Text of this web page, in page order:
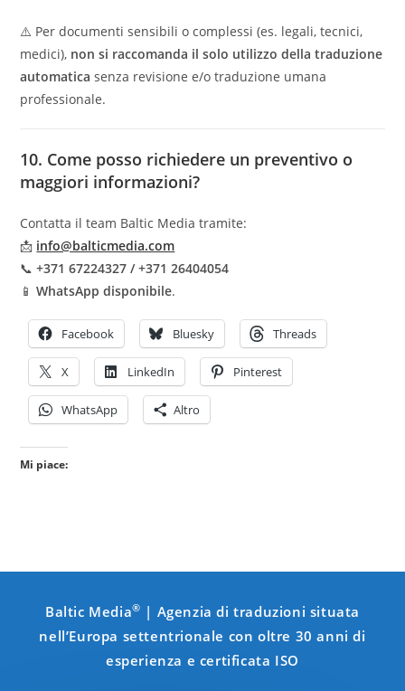
⚠️ Per documenti sensibili o complessi (es. legali, tecnici,
medici), non si raccomanda il solo utilizzo della traduzione
automatica senza revisione e/o traduzione umana
professionale.
10. Come posso richiedere un preventivo o
maggiori informazioni?
Contatta il team Baltic Media tramite:
📩 info@balticmedia.com
📞+371 67224327 / +371 26404054
📱WhatsApp disponibile.
Facebook Bluesky Threads
X LinkedIn Pinterest
WhatsApp Altro
Mi piace:
Baltic Media® | Agenzia di traduzioni situata
nell’Europa settentrionale con oltre 30 anni di
esperienza e certificata ISO